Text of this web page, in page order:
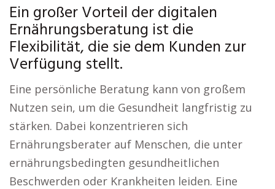
Ein großer Vorteil der digitalen
Ernährungsberatung ist die
Flexibilität, die sie dem Kunden zur
Verfügung stellt.
Eine persönliche Beratung kann von großem
Nutzen sein, um die Gesundheit langfristig zu
stärken. Dabei konzentrieren sich
Ernährungsberater auf Menschen, die unter
ernährungsbedingten gesundheitlichen
Beschwerden oder Krankheiten leiden. Eine